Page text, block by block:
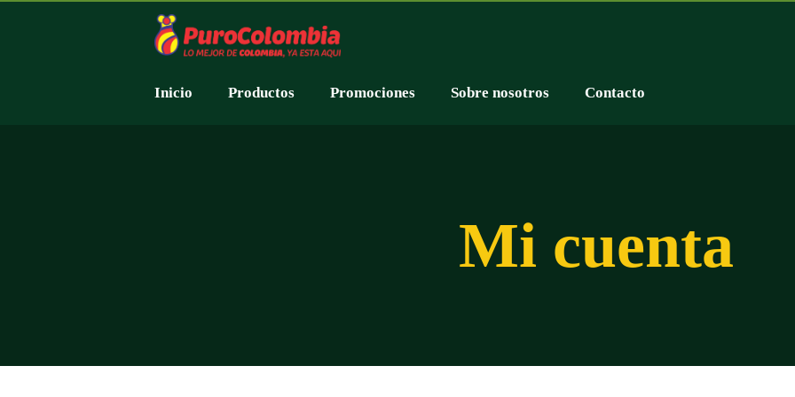
Inicio Productos Promociones Sobre nosotros Contacto
Mi cuenta